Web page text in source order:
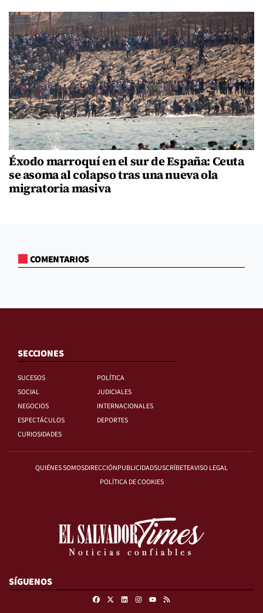
Éxodo marroquí en el sur de España: Ceuta
se asoma al colapso tras una nueva ola
migratoria masiva
COMENTARIOS
SECCIONES
SUCESOS
POLÍTICA
SOCIAL
JUDICIALES
NEGOCIOS
INTERNACIONALES
ESPECTÁCULOS
DEPORTES
CURIOSIDADES
QUIÉNES SOMOSDIRECCIÓNPUBLICIDADSUSCRÍBETEAVISO LEGAL
POLÍTICA DE COOKIES
SÍGUENOS
FacebookLinkedinInstagram